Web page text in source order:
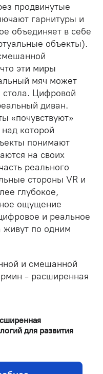
продвинутые
гарнитуры и
объединяет в себе
объекты).
эти миры
мяч может
стола. Цифровой
диван.
«почувствуют»
которой
понимают
на своих
реального
стороны VR и
глубокое,
ощущение
и реальное
живут по одним
и смешанной
- расширенная
для развития